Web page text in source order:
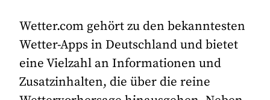
Wetter.com gehört zu den bekanntesten
Wetter-Apps in Deutschland und bietet
eine Vielzahl an Informationen und
Zusatzinhalten, die über die reine